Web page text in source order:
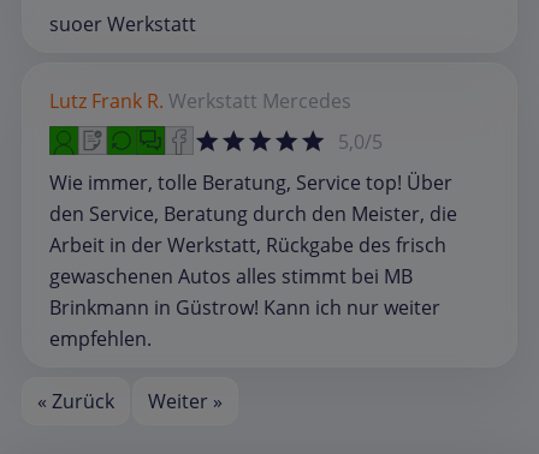
suoer Werkstatt
Lutz Frank R. Werkstatt Mercedes
5,0/5
Wie immer, tolle Beratung, Service top! Über
den Service, Beratung durch den Meister, die
Arbeit in der Werkstatt, Rückgabe des frisch
gewaschenen Autos alles stimmt bei MB
Brinkmann in Güstrow! Kann ich nur weiter
empfehlen.
« Zurück Weiter »